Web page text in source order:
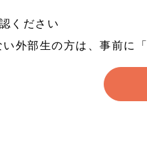
ください
外部生の方は、事前に「